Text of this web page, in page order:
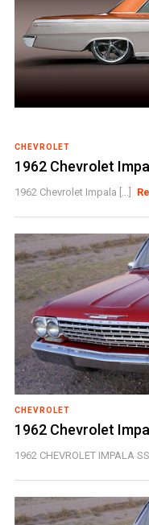
CHEVROLET
1962 Chevrolet
1962 Chevrolet Impala [...]
CHEVROLET
1962 Chevrolet
1962 CHEVROLET IMPALA